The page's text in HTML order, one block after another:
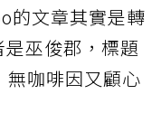
的文章其實是轉
巫俊郡，標題
咖啡因又顧心